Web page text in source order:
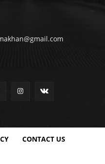
CONTACT US